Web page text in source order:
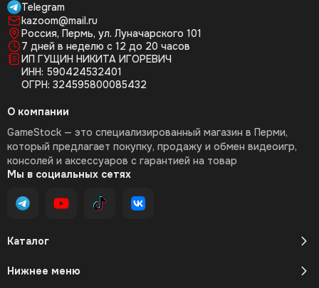
Telegram
kazoom@mail.ru
Россия, Пермь, ул. Луначарского 101
7 дней в неделю с 12 до 20 часов
ИП ГУЩИН НИКИТА ИГОРЕВИЧ
ИНН: 590424532401
ОГРН: 324595800085432
Каталог
Нижнее меню
О компании
GameStock — это специализированный магазин в Перми,
который предлагает покупку, продажу и обмен видеоигр,
консолей и аксессуаров с гарантией на товар
Мы в социальных сетях